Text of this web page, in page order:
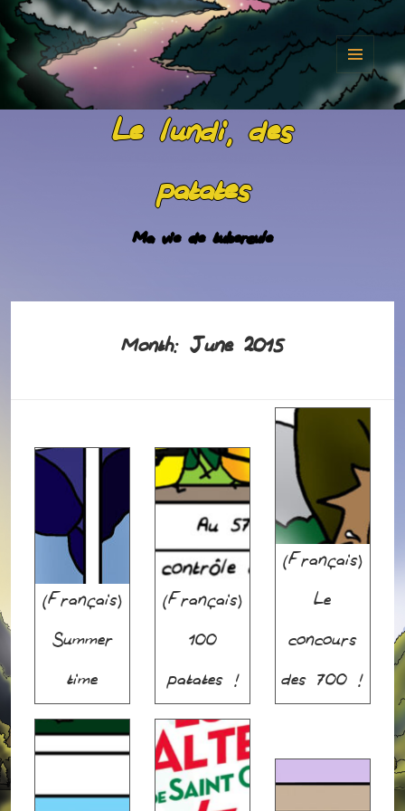
MENU
Le lundi, des
patates
Ma vie de tubercule
Month: June 2015
(Français)
Summer
time
(Français)
100
patates !
(Français)
Le
concours
des 700 !